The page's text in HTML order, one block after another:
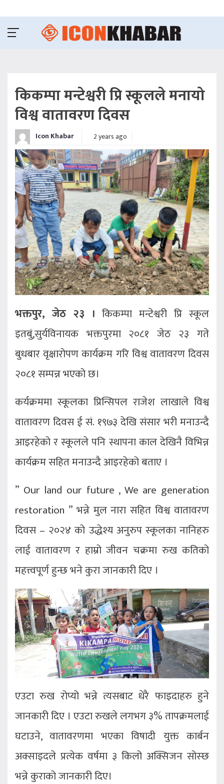
किकम्पा मन्टेश्वरी प्रि स्कूलले मनायो
विश्व वातावरण दिवस
Icon Khabar 2 years ago
भक्तपुर, जेठ २३ । किकम्पा मन्टेश्वरी प्रि स्कूल
इतबुं,सुर्यविनायक भक्तपुरमा २०८१ जेठ २३ गते
बुधबार वृक्षारोपण कार्यक्रम गरि विश्व वातावरण दिवस
२०८१ सम्पन्न भएको छ।
कर्यक्रममा स्कूलका प्रिन्सिपल राजेश लाखाले विश्व
वातावरण दिवस ई सं. १९७३ देखि संसार भरी मनाउन्दै
आइरहेको र स्कूलले पनि स्थापना काल देखिनै विभिन्न
कार्यक्रम सहित मनाउन्दै आइरहेको बताए ।
” Our land our future , We are generation
restoration ” भन्ने मुल नारा सहित विश्व वातावरण
दिवस – २०२४ को उद्धेश्य अनुरुप स्कूलका नानिहरु
लाई वातावरण र हाम्रो जीवन चक्रमा रुख कतिको
महत्त्वपूर्ण हुन्छ भने कुरा जानकारी दिए ।
एउटा रुख रोप्यो भन्ने त्यसबाट धेरै फाइदाहरु हुने
जानकारी दिए । एउटा रुखले लगभग ३% तापक्रमलाई
घटाउने, वातावरणमा भएका विषादी युक्त कार्बन
अक्साइदले प्रत्येक वर्षमा ३ किलो अक्सिजन सोस्छ
भन्ने कुराको जानकारी दिए।